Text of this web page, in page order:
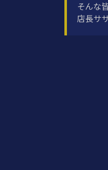
そんな
店長サ